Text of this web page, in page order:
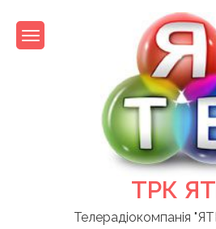
content
ТРК
Телерадіокомпанія